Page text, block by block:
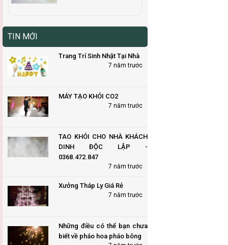
TIN MỚI
Trang Trí Sinh Nhật Tại Nhà
7 năm trước
MÁY TẠO KHÓI CO2
7 năm trước
TAO KHÓI CHO NHÀ KHÁCH
DINH ĐỘC LẬP -
0368.472.847
7 năm trước
Xưởng Tháp Ly Giá Rẻ
7 năm trước
Những điều có thể bạn chưa
biết về pháo hoa pháo bông